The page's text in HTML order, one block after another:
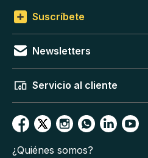
Suscríbete
Newsletters
Servicio al cliente
¿Quiénes somos?